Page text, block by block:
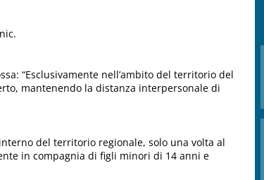
“Esclusivamente nell’ambito del territorio del
mantenendo la distanza interpersonale di
del territorio regionale, solo una volta al
in compagnia di figli minori di 14 anni e